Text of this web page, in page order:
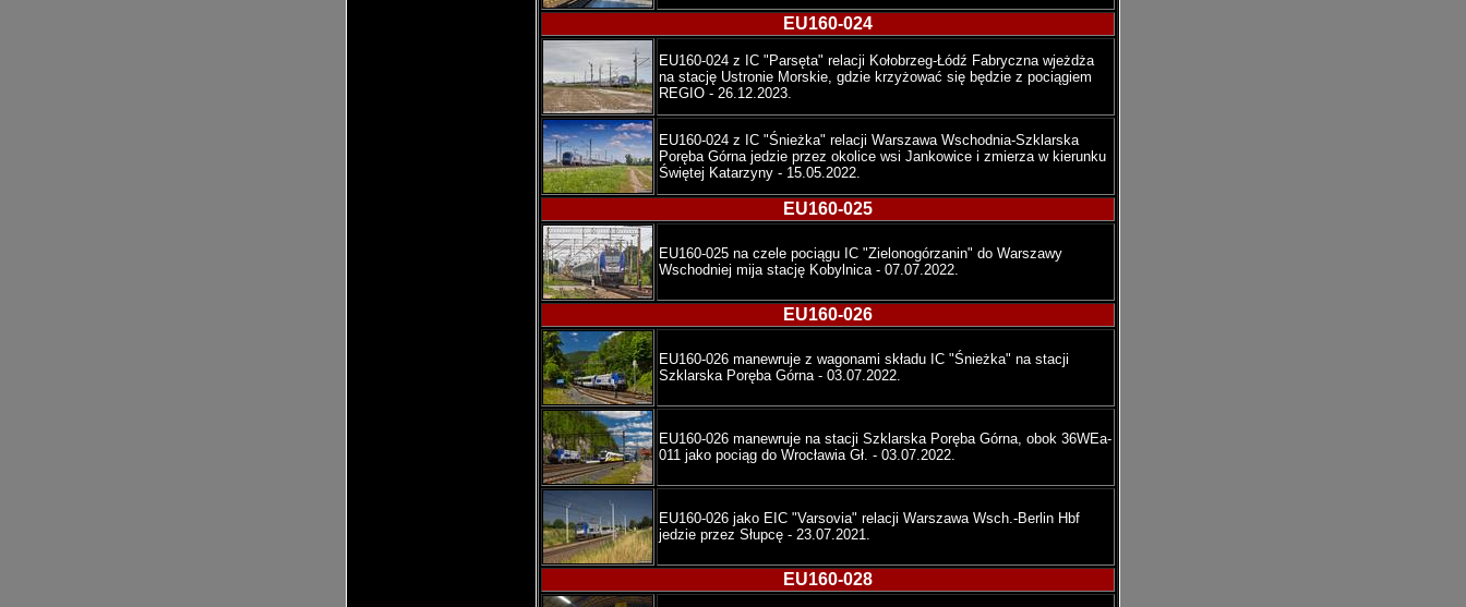
EU160-024
EU160-024 z IC "Parsęta" relacji Kołobrzeg-Łódź Fabryczna wjeżdża
na stację Ustronie Morskie, gdzie krzyżować się będzie z pociągiem
REGIO - 26.12.2023.
EU160-024 z IC "Śnieżka" relacji Warszawa Wschodnia-Szklarska
Poręba Górna jedzie przez okolice wsi Jankowice i zmierza w kierunku
Świętej Katarzyny - 15.05.2022.
EU160-025
EU160-025 na czele pociągu IC "Zielonogórzanin" do Warszawy
Wschodniej mija stację Kobylnica - 07.07.2022.
EU160-026
EU160-026 manewruje z wagonami składu IC "Śnieżka" na stacji
Szklarska Poręba Górna - 03.07.2022.
EU160-026 manewruje na stacji Szklarska Poręba Górna, obok 36WEa-
011 jako pociąg do Wrocławia Gł. - 03.07.2022.
EU160-026 jako EIC "Varsovia" relacji Warszawa Wsch.-Berlin Hbf
jedzie przez Słupcę - 23.07.2021.
EU160-028